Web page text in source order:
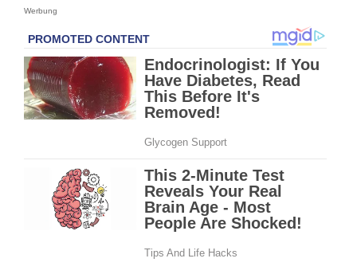
Werbung